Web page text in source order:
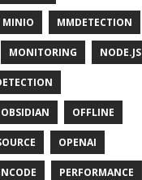
MINIO MMDETECTION
MONITORING NODE.JS
OBSIDIAN OFFLINE
OPENAI
PERFORMANCE